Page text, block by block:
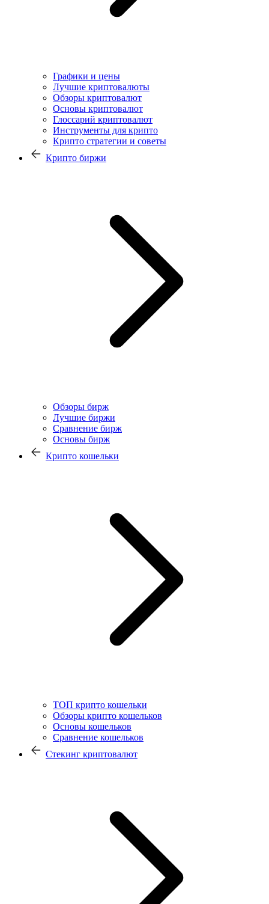
Графики и цены
Лучшие криптовалюты
Обзоры криптовалют
Основы криптовалют
Глоссарий криптовалют
Инструменты для крипто
Крипто стратегии и советы
Крипто биржи
Обзоры бирж
Лучшие биржи
Сравнение бирж
Основы бирж
Крипто кошельки
ТОП крипто кошельки
Обзоры крипто кошельков
Основы кошельков
Сравнение кошельков
Стекинг криптовалют